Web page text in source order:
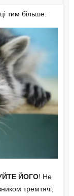
тим більше.
ЙОГО! Не
тремтячі,